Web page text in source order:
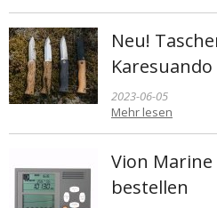
Neu!
Karesuando
2023-06-05
Mehr lesen
Vion
bestellen